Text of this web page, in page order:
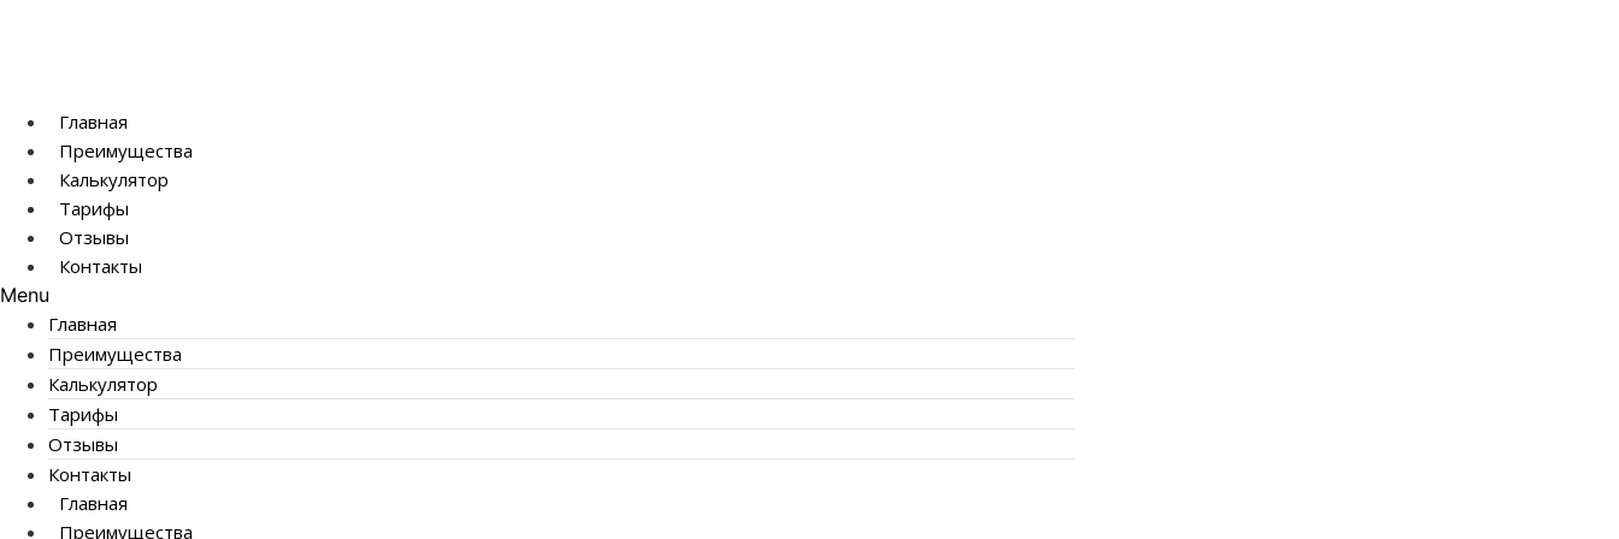
Главная
Преимущества
Калькулятор
Тарифы
Отзывы
Контакты
Menu
Главная
Преимущества
Калькулятор
Тарифы
Отзывы
Контакты
Главная
Преимущества